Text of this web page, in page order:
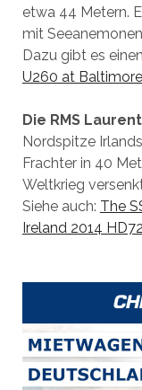
etwa 44 Metern.
mit
Dazu gibt es
U260 at
Die RMS
Nordspitze
Frachter in 40
Weltkrieg
Siehe auch: The
Ireland 2014